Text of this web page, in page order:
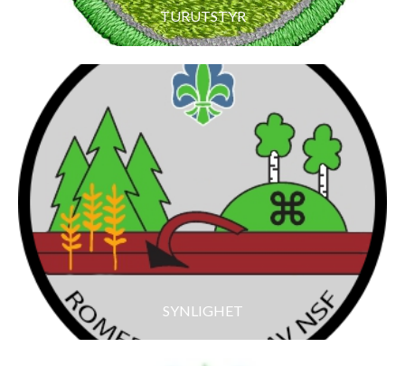
TURUTSTYR
SYNLIGHET